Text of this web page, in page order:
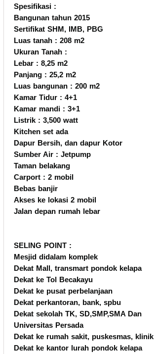
Spesifikasi :
Bangunan tahun 2015
Sertifikat SHM, IMB, PBG
Luas tanah : 208 m2
Ukuran Tanah :
Lebar : 8,25 m2
Panjang : 25,2 m2
Luas bangunan : 200 m2
Kamar Tidur : 4+1
Kamar mandi : 3+1
Listrik : 3,500 watt
Kitchen set ada
Dapur Bersih, dan dapur Kotor
Sumber Air : Jetpump
Taman belakang
Carport : 2 mobil
Bebas banjir
Akses ke lokasi 2 mobil
Jalan depan rumah lebar
SELING POINT :
Mesjid didalam komplek
Dekat Mall, transmart pondok kelapa
Dekat ke Tol Becakayu
Dekat ke pusat perbelanjaan
Dekat perkantoran, bank, spbu
Dekat sekolah TK, SD,SMP,SMA Dan
Universitas Persada
Dekat ke rumah sakit, puskesmas, klinik
Dekat ke kantor lurah pondok kelapa